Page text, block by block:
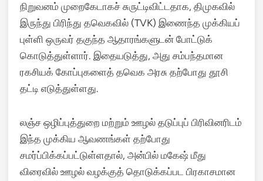
நிறுவனம் முறைகேடாகச் சுருட்டிவிட்டதாக, திமுகவில்
இருந்து பிரிந்து தவெகவில் (TVK) இணைந்த முக்கியப்
புள்ளி ஒருவர் தகுந்த ஆதாரங்களுடன் போட்டுக்
கொடுத்துள்ளார். இதையடுத்து, அது சம்பந்தமான
ரகசியக் கோப்புகளைத் தவெக அரசு தற்போது தூசி
தட்டி எடுத்துள்ளது.
லஞ்ச ஒழிப்புத்துறை மற்றும் ஊழல் தடுப்புப் பிரிவினரிடம்
இந்த முக்கிய ஆவணங்கள் தற்போது
சமர்ப்பிக்கப்பட்டுள்ளதால், அன்பில் மகேஷ் மீது
விரைவில் ஊழல் வழக்குத் தொடுக்கப்பட பிரகாசமான